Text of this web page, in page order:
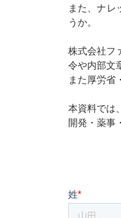
また、ナレ
うか。
株式会社フ
令や内部文
また厚労省
本資料では
開発・薬事